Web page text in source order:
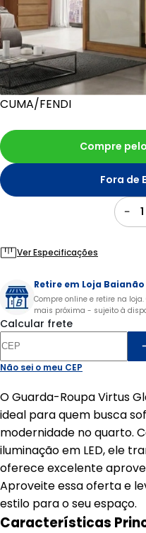
CUMA/FENDI
1
Fora de
Compre
Ver Especificações
Retire em Loja Baianão
Compre online e retire na
mais próxima - sujeito à
Calcular frete
Não sei o meu CEP
O Guarda-Roupa Virtus
ideal para quem busca
modernidade no quarto.
iluminação em LED, ele
oferece excelente
Aproveite essa oferta e
estilo para o seu espaço.
Características